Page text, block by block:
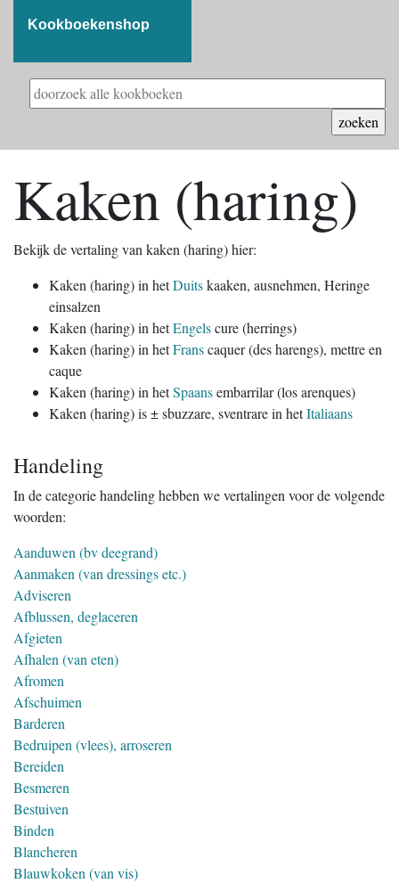
Kookboekenshop
Kaken (haring)
Bekijk de vertaling van kaken (haring) hier:
Kaken (haring) in hetDuitskaaken, ausnehmen, Heringe
einsalzen
Kaken (haring) in hetEngelscure (herrings)
Kaken (haring) in hetFranscaquer (des harengs), mettre en
caque
Kaken (haring) in hetSpaansembarrilar (los arenques)
Kaken (haring) is ± sbuzzare, sventrare in hetItaliaans
Handeling
In de categorie handeling hebben we vertalingen voor de volgende
woorden:
Aanduwen (bv deegrand)
Aanmaken (van dressings etc.)
Adviseren
Afblussen, deglaceren
Afgieten
Afhalen (van eten)
Afromen
Afschuimen
Barderen
Bedruipen (vlees), arroseren
Bereiden
Besmeren
Bestuiven
Binden
Blancheren
Blauwkoken (van vis)